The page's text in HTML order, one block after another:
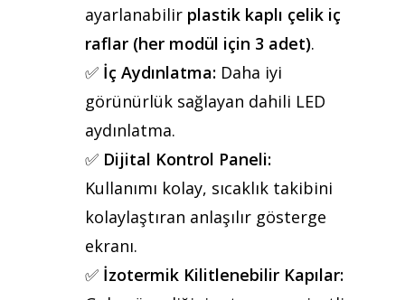
ayarlanabilir plastik kaplı çelik iç
raflar (her modül için 3 adet).
✅ İç Aydınlatma: Daha iyi
görünürlük sağlayan dahili LED
aydınlatma.
✅ Dijital Kontrol Paneli:
Kullanımı kolay, sıcaklık takibini
kolaylaştıran anlaşılır gösterge
ekranı.
✅ İzotermik Kilitlenebilir Kapılar:
Teklif almak için tıklayın
Anasayfa